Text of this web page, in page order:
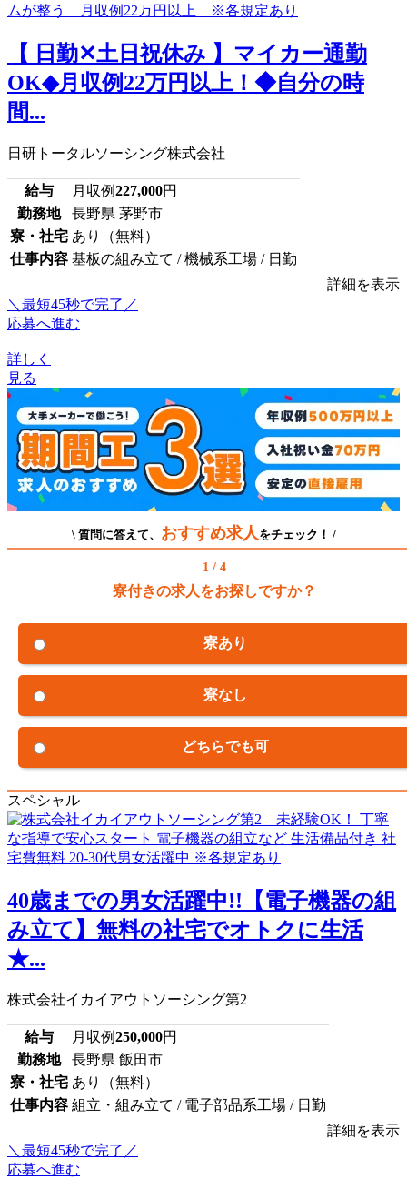
【 日勤✕土日祝休み 】マイカー通勤
OK◆月収例22万円以上！◆自分の時
間...
日研トータルソーシング株式会社
給与 月収例227,000円
勤務地
長野県 茅野市
寮・社宅 あり（無料）
仕事内容 基板の組み立て / 機械系工場 / 日勤
詳細を表示
＼最短45秒で完了／
応募へ進む
詳しく
見る
\ 質問に答えて、 おすすめ求人 をチェック！ /
1 / 4
寮付きの求人をお探しですか？
寮あり
寮なし
どちらでも可
スペシャル
40歳までの男女活躍中!!【電子機器の組
み立て】無料の社宅でオトクに生活
★...
株式会社イカイアウトソーシング第2
給与 月収例250,000円
勤務地
長野県 飯田市
寮・社宅 あり（無料）
仕事内容 組立・組み立て / 電子部品系工場 / 日勤
詳細を表示
＼最短45秒で完了／
応募へ進む